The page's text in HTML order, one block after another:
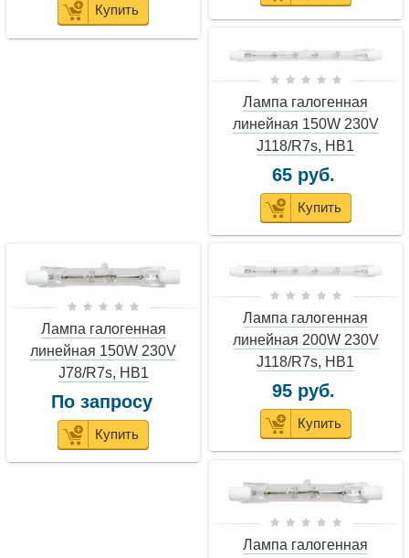
Купить
Лампа галогенная
линейная 150W 230V
J118/R7s, HB1
65 руб.
Купить
Лампа галогенная
линейная 150W 230V
J78/R7s, HB1
По запросу
Купить
Лампа галогенная
линейная 200W 230V
J118/R7s, HB1
95 руб.
Купить
Лампа галогенная